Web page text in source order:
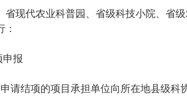
代农业科普园、省级科技小院、省级
报
结项的项目承担单位向所在地县级科